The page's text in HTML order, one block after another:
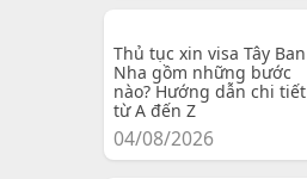
Thủ tục xin visa Tây Ban
Nha gồm những bước
nào? Hướng dẫn chi tiết
từ A đến Z
04/08/2026